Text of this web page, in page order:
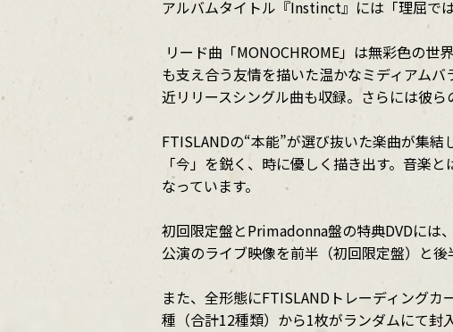
アルバムタイトル『Instinct』には「理屈で
リード曲「MONOCHROME」は無彩色の
も支え合う友情を描いた温かなミディアム
近リリースシングル曲も収録。さらには彼
FTISLANDの“本能”が選び抜いた楽曲が集
「今」を鋭く、時に優しく描き出す。音楽
なっています。
初回限定盤とPrimadonna盤の特典DVDには
公演のライブ映像を前半（初回限定盤）と
また、全形態にFTISLANDトレーディング
種（合計12種類）から1枚がランダムにて封